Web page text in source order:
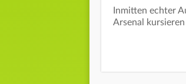
Inmitten echter
Arsenal